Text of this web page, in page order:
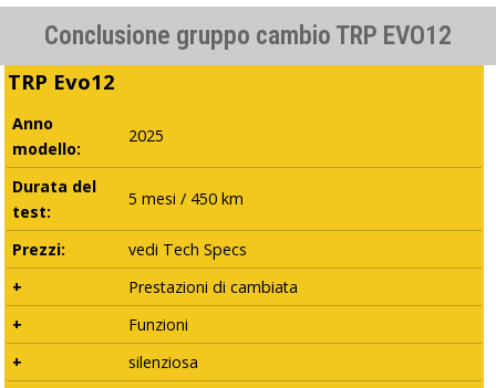
Conclusione gruppo cambio TRP EVO12
TRP Evo12
Anno
modello:
2025
Durata del
test:
5 mesi / 450 km
Prezzi:
vedi Tech Specs
+
Prestazioni di cambiata
+
Funzioni
+
silenziosa